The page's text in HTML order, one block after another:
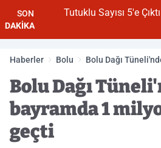
SON
DAKİKA
Tutuklu Sayısı 5'e Çıktı
Haberler Bolu
Bolu Dağı
Bolu Dağı
bayramda 1
geçti